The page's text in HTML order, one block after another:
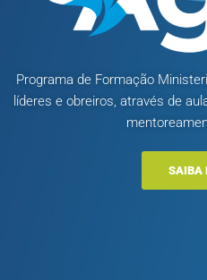
Programa de Formação
líderes e obreiros, através de
SAIBA